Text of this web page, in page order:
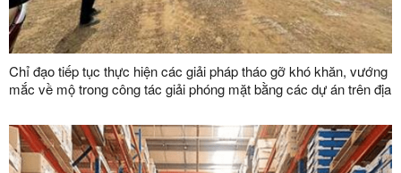
Chỉ đạo tiếp tục thực hiện các giải pháp tháo gỡ khó khăn, vướng
mắc về mộ trong công tác giải phóng mặt bằng các dự án trên địa